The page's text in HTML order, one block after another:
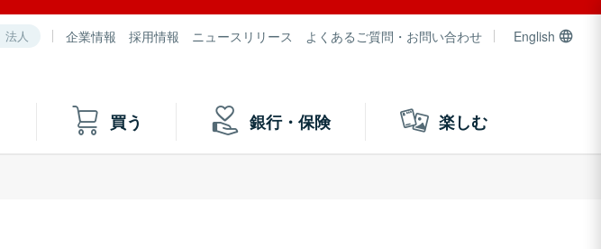
法人 企業情報 採用情報 ニュースリリース よくあるご質問・お問い合わせ English
買う 銀行・保険 楽しむ